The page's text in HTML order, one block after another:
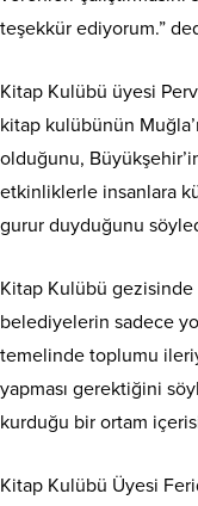
teşekkür ediyorum.”
Kitap Kulübü üyesi
kitap kulübünün
olduğunu,
etkinliklerle insanlara
gurur duyduğunu
Kitap Kulübü gezisinde
belediyelerin sadece
temelinde toplumu
yapması gerektiğini
kurduğu bir ortam
Kitap Kulübü Üyesi